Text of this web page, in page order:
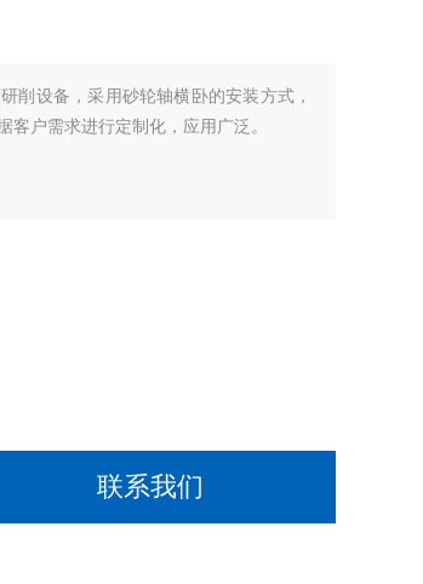
削设备，采用砂轮轴横卧的安装方式，
户需求进行定制化，应用广泛。
联系我们